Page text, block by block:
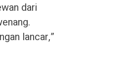
dari
lancar,”